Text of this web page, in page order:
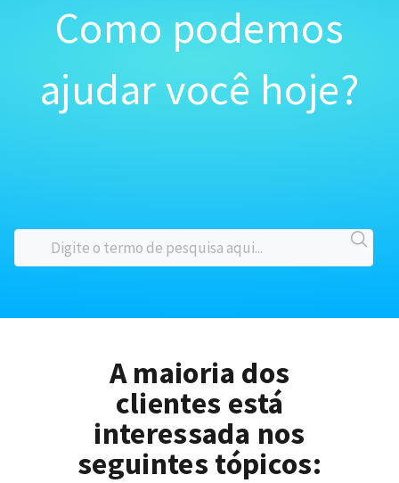
Como podemos
ajudar você hoje?
A maioria dos
clientes está
interessada nos
seguintes tópicos: